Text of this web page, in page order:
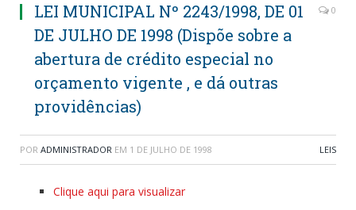
LEI MUNICIPAL Nº 2243/1998, DE 01
DE JULHO DE 1998 (Dispõe sobre a
abertura de crédito especial no
orçamento vigente , e dá outras
providências)
0
POR ADMINISTRADOR EM 1 DE JULHO DE 1998 LEIS
Clique aqui para visualizar